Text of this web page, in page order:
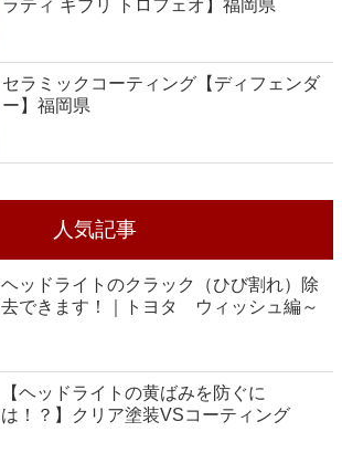
ラティ ギブリ トロフェオ】福岡県
セラミックコーティング【ディフェンダ
ー】福岡県
人気記事
ヘッドライトのクラック（ひび割れ）除
去できます！｜トヨタ ウィッシュ編～
【ヘッドライトの黄ばみを防ぐに
は！？】クリア塗装VSコーティング